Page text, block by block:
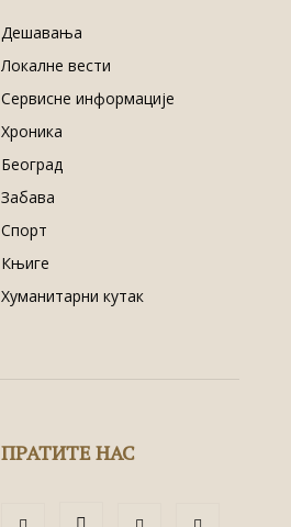
Дешавања
Локалне вести
Сервисне информације
Хроника
Београд
Забава
Спорт
Књиге
Хуманитарни кутак
ПРАТИТЕ НАС